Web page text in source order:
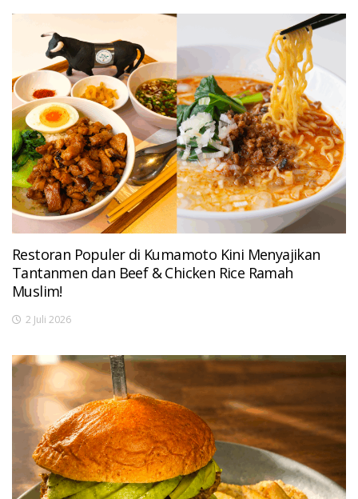
Restoran Populer di Kumamoto Kini Menyajikan
Tantanmen dan Beef & Chicken Rice Ramah
Muslim!
2 Juli 2026